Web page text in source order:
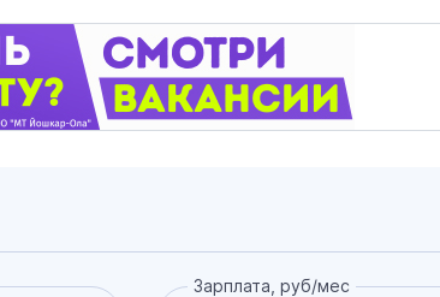
Зарплата, руб/мес